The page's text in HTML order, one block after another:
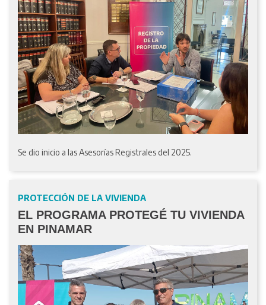
Se dio inicio a las Asesorías Registrales del 2025.
PROTECCIÓN DE LA VIVIENDA
EL PROGRAMA PROTEGÉ TU VIVIENDA
EN PINAMAR